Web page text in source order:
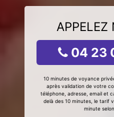
APPELEZ
04 23
10 minutes de voyance
après validation de votre
téléphone, adresse, email et
delà des 10 minutes, le tarif
minute